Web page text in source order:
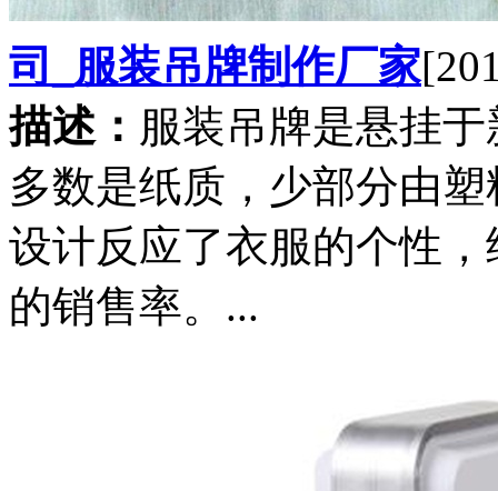
司_服装吊牌制作厂家
描述： 服装吊牌是悬挂
多数是纸质，少部分由
设计反应了衣服的个性
的销售率。...